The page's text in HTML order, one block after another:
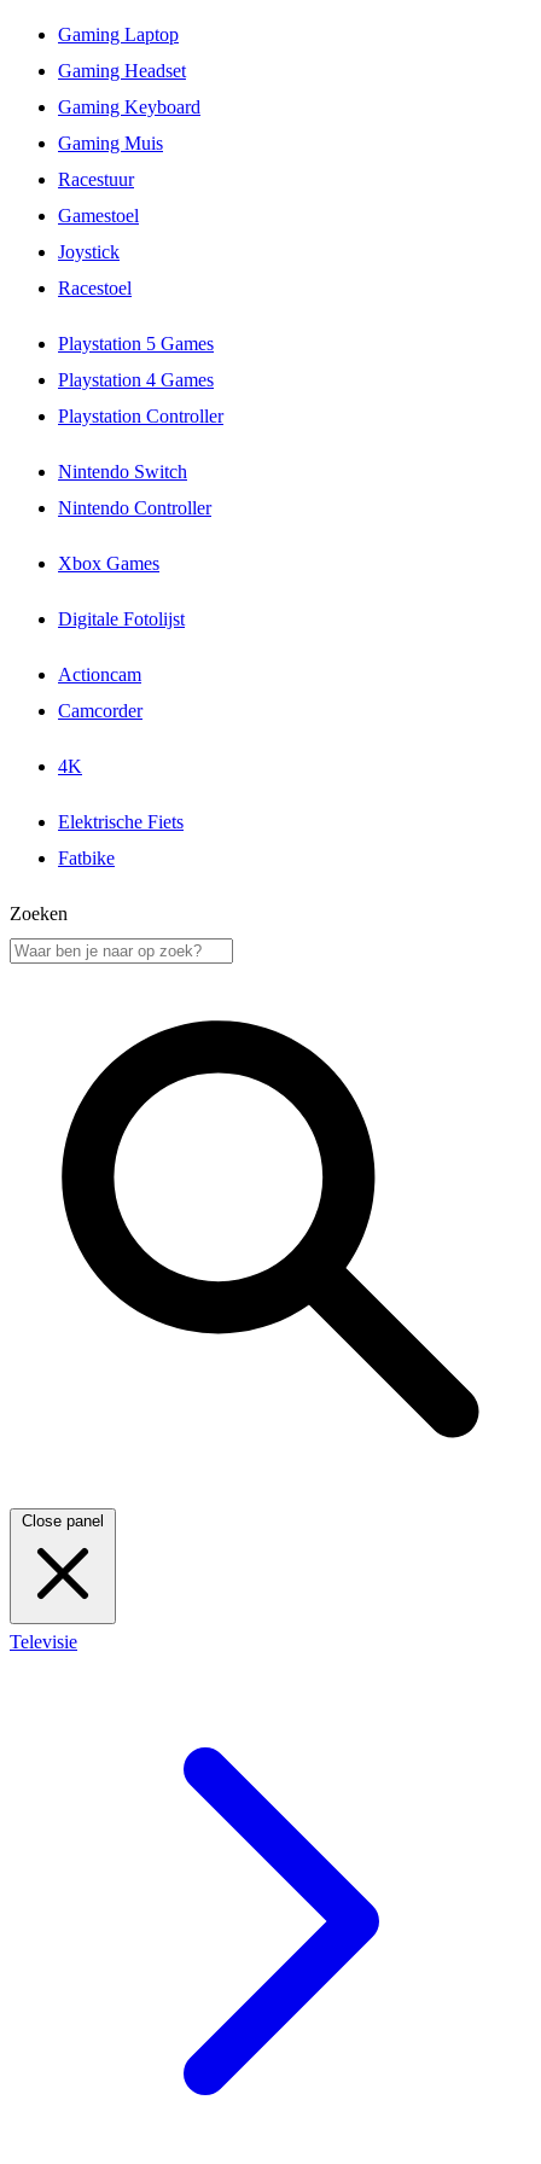
Gaming Laptop
Gaming Headset
Gaming Keyboard
Gaming Muis
Racestuur
Gamestoel
Joystick
Racestoel
Playstation 5 Games
Playstation 4 Games
Playstation Controller
Nintendo Switch
Nintendo Controller
Xbox Games
Digitale Fotolijst
Actioncam
Camcorder
4K
Elektrische Fiets
Fatbike
Zoeken
Close panel
Televisie